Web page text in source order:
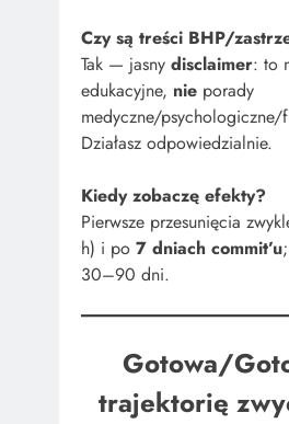
Czy są treści BHP/
Tak — jasny disclaimer: to
edukacyjne, nie porady
medyczne/psychologiczne/
Działasz odpowiedzialnie.
Kiedy zobaczę efekty?
Pierwsze przesunięcia
h) i po 7 dniach commit’u
30–90 dni.
Gotowa/
trajektorię